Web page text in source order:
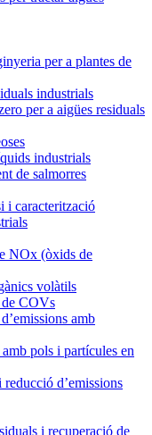
per a plantes de
industrials
per a aigües residuals
industrials
de salmorres
i caracterització
NOx (òxids de
volàtils
COVs
amb
pols i partícules en
reducció d’emissions
i recuperació de